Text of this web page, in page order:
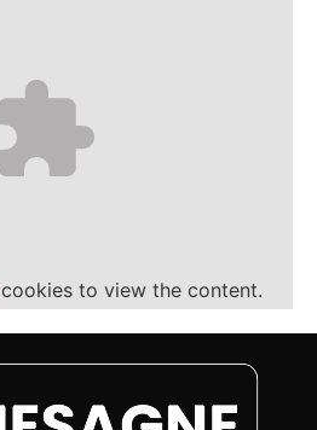
cookies to view the content.